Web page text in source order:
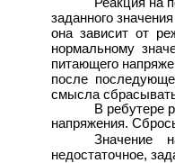
заданного
она зависит от
нормальному
питающего
после
смысла
В ребутере
напряжения.
Значение
недостаточное,